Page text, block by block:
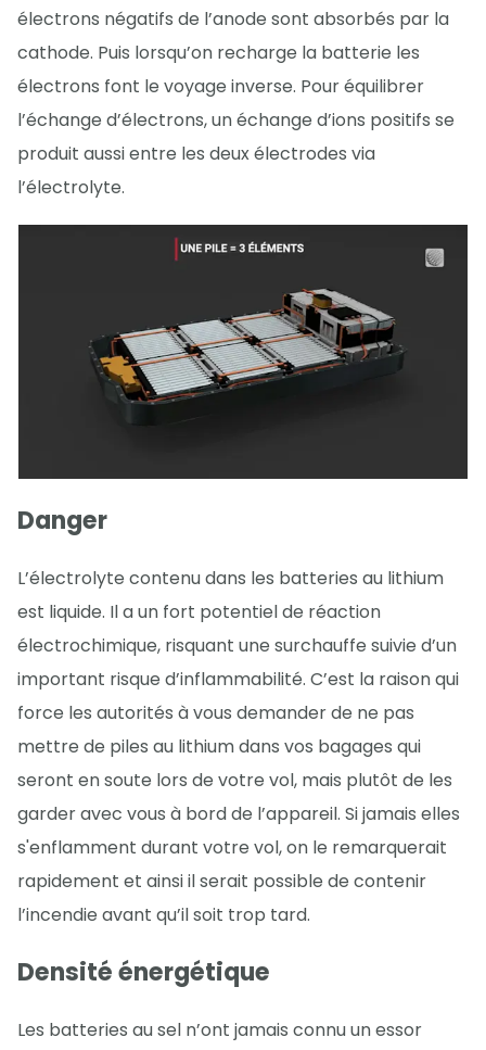
électrons négatifs de l’anode sont absorbés par la
cathode. Puis lorsqu’on recharge la batterie les
électrons font le voyage inverse. Pour équilibrer
l’échange d’électrons, un échange d’ions positifs se
produit aussi entre les deux électrodes via
l’électrolyte.
Danger
L’électrolyte contenu dans les batteries au lithium
est liquide. Il a un fort potentiel de réaction
électrochimique, risquant une surchauffe suivie d’un
important risque d’inflammabilité. C’est la raison qui
force les autorités à vous demander de ne pas
mettre de piles au lithium dans vos bagages qui
seront en soute lors de votre vol, mais plutôt de les
garder avec vous à bord de l’appareil. Si jamais elles
s'enflamment durant votre vol, on le remarquerait
rapidement et ainsi il serait possible de contenir
l’incendie avant qu’il soit trop tard.
Densité énergétique
Les batteries au sel n’ont jamais connu un essor